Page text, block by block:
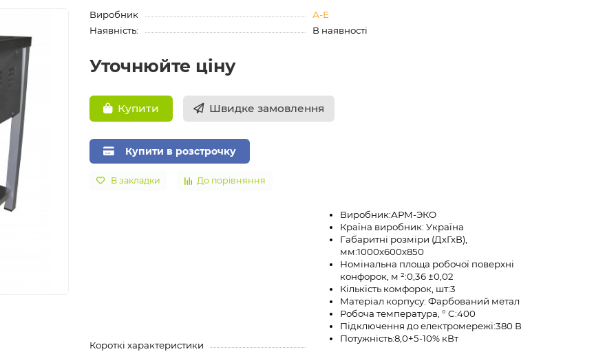
Виробник
А-Е
Наявність:
В наявності
Уточнюйте ціну
Купити Швидке замовлення
Купити в розстрочку
В закладки До порівняння
Короткі характеристики
Виробник:АРМ-ЭКО
Країна виробник: Україна
Габаритні розміри (ДхГхВ),
мм:1000х600х850
Номінальна площа робочої поверхні
конфорок, м ²:0,36 ±0,02
Кількість комфорок, шт:3
Матеріал корпусу: Фарбований метал
Робоча температура, ° C:400
Підключення до електромережі:380 В
Потужність:8,0+5-10% кВт